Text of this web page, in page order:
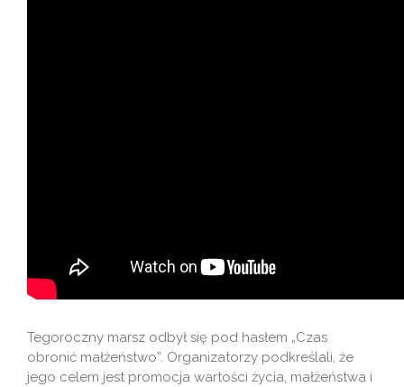
Tegoroczny marsz odbył się pod hasłem „Czas
obronić małżeństwo”. Organizatorzy podkreślali, że
jego celem jest promocja wartości życia, małżeństwa i